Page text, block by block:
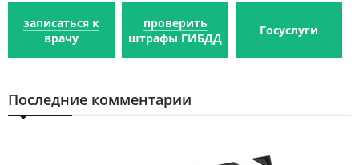
записаться к
врачу
проверить
штрафы ГИБДД
Госуслуги
Последние комментарии